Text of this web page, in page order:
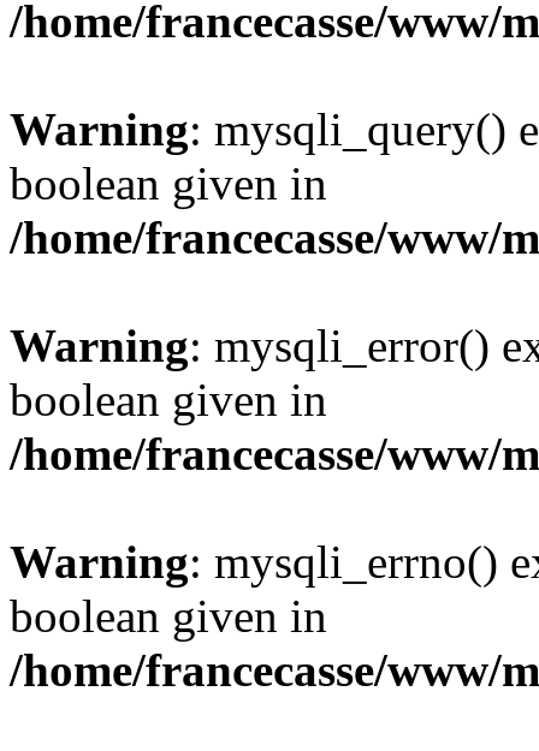
/home/francecasse/www/
Warning: mysqli_query()
boolean given in
/home/francecasse/www/
Warning: mysqli_error()
boolean given in
/home/francecasse/www/
Warning: mysqli_errno()
boolean given in
/home/francecasse/www/